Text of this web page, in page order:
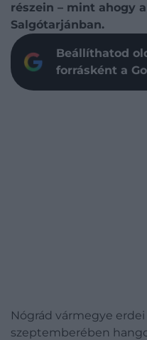
részein – mint ahogy
Salgótarjánban.
Beállíthatod
forrásként a
Nógrád vármegye
szeptemberében